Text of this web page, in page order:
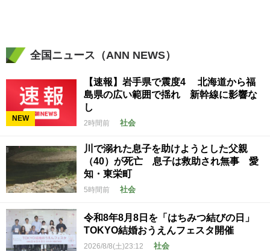
全国ニュース（ANN NEWS）
NEW
【速報】岩手県で震度4 北海道から福
島県の広い範囲で揺れ 新幹線に影響な
し
2時間前 社会
川で溺れた息子を助けようとした父親
（40）が死亡 息子は救助され無事 愛
知・東栄町
5時間前 社会
令和8年8月8日を「はちみつ結びの日」
TOKYO結婚おうえんフェスタ開催
2026/8/8(土)23:12 社会